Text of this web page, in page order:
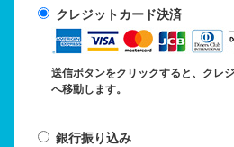
クレジットカード決済
送信ボタンをクリックすると、クレ
へ移動します。
銀行振り込み